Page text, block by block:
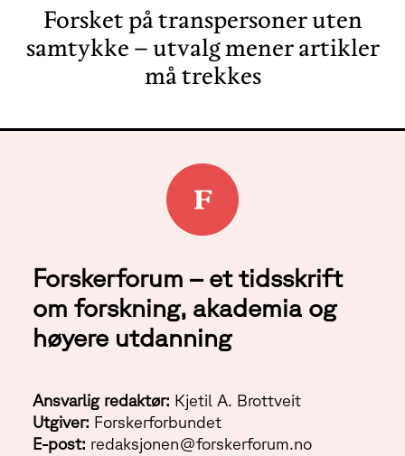
Forsket på transpersoner uten
samtykke – utvalg mener artikler
må trekkes
Forskerforum – et tidsskrift
om forskning, akademia og
høyere utdanning
Ansvarlig redaktør: Kjetil A. Brottveit
Utgiver: Forskerforbundet
E-post: redaksjonen@forskerforum.no